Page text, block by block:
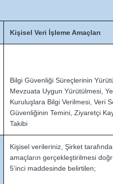
Kişisel Veri İşleme Amaçları
Bilgi Güvenliği Süreçlerinin
Mevzuata Uygun Yürütülmesi,
Kuruluşlara Bilgi Verilmesi, Veri
Güvenliğinin Temini, Ziyaretçi
Takibi
Kişisel verileriniz, Şirket
amaçların gerçekleştirilmesi
5’inci maddesinde belirtilen;